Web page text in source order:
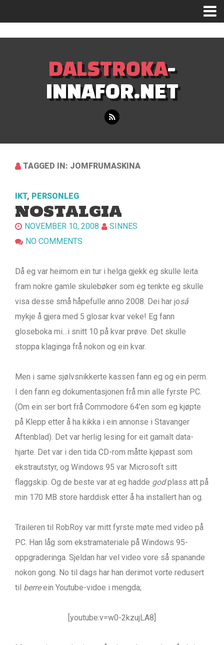
DALSTROKA-
INNAFOR.NET
TAGGED IN: JOMFRUMASKINA
IKT, PERSONLEG
NOSTALGIA
NOVEMBER 10, 2008
SINNES
NO COMMENTS
Då eg var heimom ein tur i helga gjekk eg skulle leita
fram nokre gamle skulebøker som eg tenkte eg skulle
visa desse små håpefulle anno 2008. Dei har joså
mykje å gjera med 5 glosar kvar veke! Eg fann
gloseboka mi…i snitt 10 på kvar prøve. Det skulle
stoppa klaginga frå nokon og ein kvar.
Men i same sjølvsnikkerte kassen fann eg og ein perm.
I den fann eg dokumentasjonen frå min alle fyrste PC.
(Om ein ser bort frå Commodore 64’en som eg kjøpte
på Klepp etter å ha kikka i ein annonse i Stavanger
Aftenblad). Det var herlig lesing for eit gamalt data-
hjarte. Det var i den tida CD-rom måtte kjøpast som
ekstrautstyr, og Windows 95 var Microsoft sitt
flaggskip. Og de beste var at eg hadde godplass att på
min 170 MB store harddisk etter å ha installert han og.
Traileren til RobRoy var mitt fyrste møte med video på
PC. Han låg som ekstramateriale på Windows 95-
oppgraderinga. Sjeldan har vel video vore så spanande
nokon gong. No til dags har han derimot vorte redusert
til berreein Youtube-vidoe i mengda;
[youtube:v=w0-2kzujLA8]